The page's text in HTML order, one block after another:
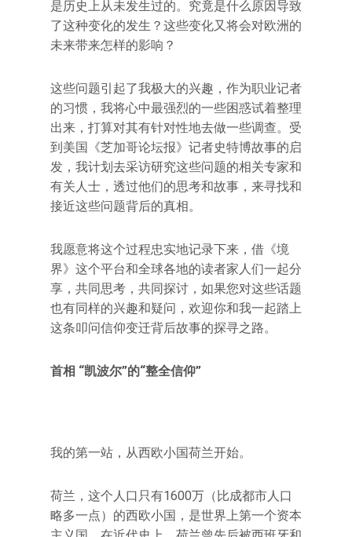
是历史上从未发生过的。究竟是什么原因导致
了这种变化的发生？这些变化又将会对欧洲的
未来带来怎样的影响？
这些问题引起了我极大的兴趣，作为职业记者
的习惯，我将心中最强烈的一些困惑试着整理
出来，打算对其有针对性地去做一些调查。受
到美国《芝加哥论坛报》记者史特博故事的启
发，我计划去采访研究这些问题的相关专家和
有关人士，透过他们的思考和故事，来寻找和
接近这些问题背后的真相。
我愿意将这个过程忠实地记录下来，借《境
界》这个平台和全球各地的读者家人们一起分
享，共同思考，共同探讨，如果您对这些话题
也有同样的兴趣和疑问，欢迎你和我一起踏上
这条叩问信仰变迁背后故事的探寻之路。
首相 “凯波尔”的“整全信仰”
我的第一站，从西欧小国荷兰开始。
荷兰，这个人口只有1600万（比成都市人口
略多一点）的西欧小国，是世界上第一个资本